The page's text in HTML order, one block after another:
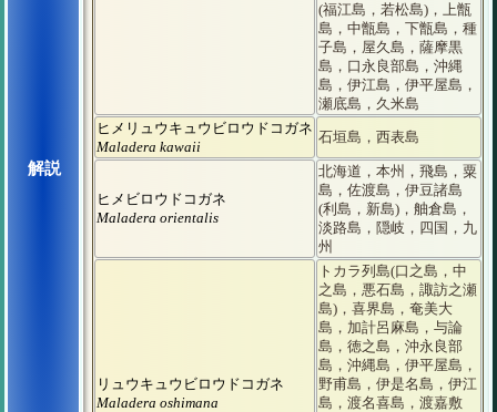
解説
(福江島，若松島)，上甑
島，中甑島，下甑島，種
子島，屋久島，薩摩黒
島，口永良部島，沖縄
島，伊江島，伊平屋島，
瀬底島，久米島
ヒメリュウキュウビロウドコガネ
Maladera kawaii
石垣島，西表島
ヒメビロウドコガネ
Maladera orientalis
北海道，本州，飛島，粟
島，佐渡島，伊豆諸島
(利島，新島)，舳倉島，
淡路島，隠岐，四国，九
州
リュウキュウビロウドコガネ
Maladera oshimana
トカラ列島(口之島，中
之島，悪石島，諏訪之瀬
島)，喜界島，奄美大
島，加計呂麻島，与論
島，徳之島，沖永良部
島，沖縄島，伊平屋島，
野甫島，伊是名島，伊江
島，渡名喜島，渡嘉敷